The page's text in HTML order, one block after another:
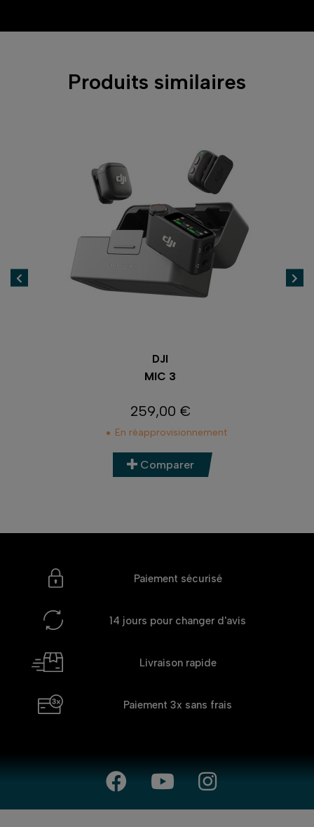
Produits similaires
DJI
MIC 3
Prix
259,00 €
En réapprovisionnement
Comparer
Paiement sécurisé
14 jours pour changer d'avis
Livraison rapide
Paiement 3x sans frais